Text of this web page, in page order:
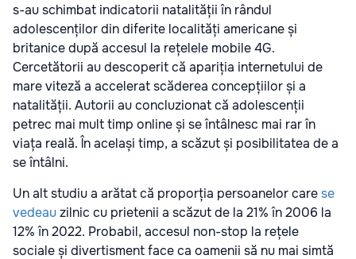
s-au schimbat indicatorii natalității în rândul
adolescenților din diferite localități americane și
britanice după accesul la rețelele mobile 4G.
Cercetătorii au descoperit că apariția internetului de
mare viteză a accelerat scăderea concepțiilor și a
natalității. Autorii au concluzionat că adolescenții
petrec mai mult timp online și se întâlnesc mai rar în
viața reală. În același timp, a scăzut și posibilitatea de a
se întâlni.
Un alt studiu a arătat că proporția persoanelor carese
vedeauzilnic cu prietenii a scăzut de la 21% în 2006 la
12% în 2022. Probabil, accesul non-stop la rețele
sociale și divertisment face ca oamenii să nu mai simtă